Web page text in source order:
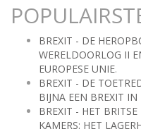
BREXIT - DE
WERELDOORLOG II
EUROPESE UNIE.
BREXIT - DE
BIJNA EEN BREXIT IN
BREXIT - HET
KAMERS: HET